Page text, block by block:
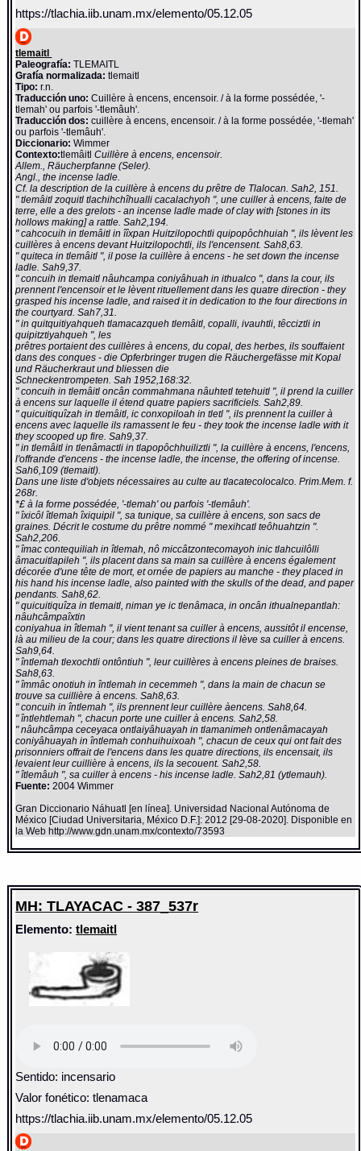
https://tlachia.iib.unam.mx/elemento/05.12.05
tlemaitl
Paleografía: TLEMAITL
Grafía normalizada: tlemaitl
Tipo: r.n.
Traducción uno: Cuillère à encens, encensoir. / à la forme possédée, '-
tlemah' ou parfois '-tlemâuh'.
Traducción dos: cuillère à encens, encensoir. / à la forme possédée, '-tlemah'
ou parfois '-tlemâuh'.
Diccionario:Wimmer
Contexto:tlemâitlCuillère à encens, encensoir.
Allem., Räucherpfanne (Seler).
Angl., the incense ladle.
Cf. la description de la cuillère à encens du prêtre de Tlalocan. Sah2, 151.
" tlemâitl zoquitl tlachihchîhualli cacalachyoh ", une cuiller à encens, faite de
terre, elle a des grelots - an incense ladle made of clay with [stones in its
hollows making] a rattle. Sah2,194.
" cahcocuih in tlemâitl in îîxpan Huitzilopochtli quipopôchhuiah ", ils lèvent les
cuillères à encens devant Huitzilopochtli, ils l'encensent. Sah8,63.
" quiteca in tlemâitl ", il pose la cuillère à encens - he set down the incense
ladle. Sah9,37.
" concuih in tlemaitl nâuhcampa coniyâhuah in ithualco ", dans la cour, ils
prennent l'encensoir et le lèvent rituellement dans les quatre direction - they
grasped his incense ladle, and raised it in dedication to the four directions in
the courtyard. Sah7,31.
" in quitquitiyahqueh tlamacazqueh tlemâitl, copalli, ivauhtli, têcciztli in
quipitztiyahqueh ", les
prêtres portaient des cuillères à encens, du copal, des herbes, ils souffaient
dans des conques - die Opferbringer trugen die Räuchergefässe mit Kopal
und Räucherkraut und bliessen die
Schneckentrompeten. Sah 1952,168:32.
" concuih in tlemâitl oncân commahmana nâuhtetl tetehuitl ", il prend la cuiller
à encens sur laquelle il étend quatre papiers sacrificiels. Sah2,89.
" quicuitiquîzah in tlemâitl, ic conxopiloah in tletl ", ils prennent la cuiller à
encens avec laquelle ils ramassent le feu - they took the incense ladle with it
they scooped up fire. Sah9,37.
" in tlemâitl in tlenâmactli in tlapopôchhuiliztli ", la cuillère à encens, l'encens,
l'offrande d'encens - the incense ladle, the incense, the offering of incense.
Sah6,109 (tlemaitl).
Dans une liste d'objets nécessaires au culte au tlacatecolocalco. Prim.Mem. f.
268r.
*£ à la forme possédée, '-tlemah' ou parfois '-tlemâuh'.
" îxicôl îtlemah îxiquipil ", sa tunique, sa cuillère à encens, son sacs de
graines. Décrit le costume du prêtre nommé " mexihcatl teôhuahtzin ".
Sah2,206.
" îmac contequiliah in îtlemah, nô miccâtzontecomayoh inic tlahcuilôlli
âmacuitlapileh ", ils placent dans sa main sa cuillère à encens également
décorée d'une tête de mort, et ornée de papiers au manche - they placed in
his hand his incense ladle, also painted with the skulls of the dead, and paper
pendants. Sah8,62.
" quicuitiquîza in tlemaitl, niman ye ic tlenâmaca, in oncân ithualnepantlah:
nâuhcâmpaîxtin
coniyahua in îtlemah ", il vient tenant sa cuiller à encens, aussitôt il encense,
là au milieu de la cour; dans les quatre directions il lève sa cuiller à encens.
Sah9,64.
" întlemah tlexochtli ontôntiuh ", leur cuillères à encens pleines de braises.
Sah8,63.
" îmmâc onotiuh in întlemah in cecemmeh ", dans la main de chacun se
trouve sa cuillière à encens. Sah8,63.
" concuih in întlemah ", ils prennent leur cuillère àencens. Sah8,64.
" întlehtlemah ", chacun porte une cuiller à encens. Sah2,58.
" nâuhcâmpa ceceyaca ontlaiyâhuayah in tlamanimeh ontlenâmacayah
coniyâhuayah in întlemah conhuihuixoah ", chacun de ceux qui ont fait des
prisonniers offrait de l'encens dans les quatre directions, ils encensait, ils
levaient leur cuillière à encens, ils la secouent. Sah2,58.
" îtlemâuh ", sa cuiller à encens - his incense ladle. Sah2,81 (ytlemauh).
Fuente: 2004 Wimmer
Gran Diccionario Náhuatl [en línea]. Universidad Nacional Autónoma de
México [Ciudad Universitaria, México D.F.]: 2012 [29-08-2020]. Disponible en
la Web http://www.gdn.unam.mx/contexto/73593
MH: TLAYACAC - 387_537r
Elemento:tlemaitl
Sentido: incensario
Valor fonético: tlenamaca
https://tlachia.iib.unam.mx/elemento/05.12.05